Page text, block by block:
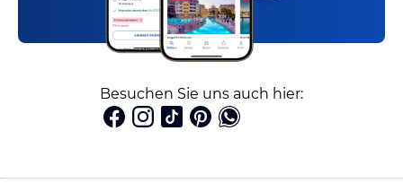
Besuchen Sie uns auch hier: